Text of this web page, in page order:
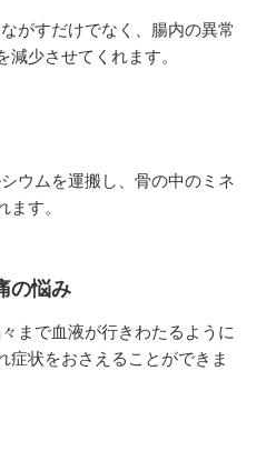
がすだけでなく、腸内の異常
少させてくれます。
ウムを運搬し、骨の中のミネ
す。
の悩み
まで血液が行きわたるように
症状をおさえることができま